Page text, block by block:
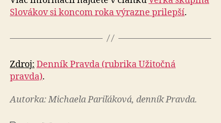
Slovákov si koncom roka výrazne prilepší.
Zdroj: Denník Pravda (rubrika Užitočná
pravda).
Autorka: Michaela Pariľáková, denník Pravda.